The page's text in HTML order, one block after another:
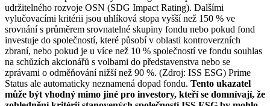
udržitelného rozvoje OSN (SDG Impact Rating). Dalšími
vylučovacími kritérii jsou uhlíková stopa vyšší než 150 % ve
srovnání s průměrem srovnatelné skupiny fondu nebo pokud fond
investuje do společností, které působí v oblasti kontroverzních
zbraní, nebo pokud je u více než 10 % společností ve fondu souhlas
na schůzích akcionářů s volbami do představenstva nebo se
zprávami o odměňování nižší než 90 %. (Zdroj: ISS ESG) Prime
Status ale automaticky neznamená dopad fondu. Tento ukazatel
může být vhodný mimo jiné pro investory, kteří se domnívají, že